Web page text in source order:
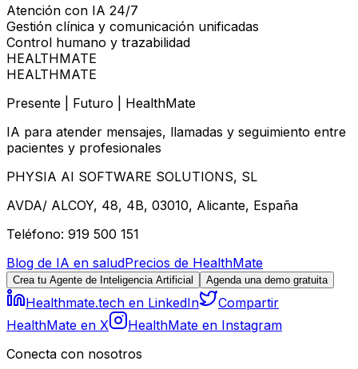
Atención con IA 24/7
Gestión clínica y comunicación unificadas
Control humano y trazabilidad
HEALTHMATE
HEALTHMATE
Presente | Futuro | HealthMate
IA para atender mensajes, llamadas y seguimiento entre
pacientes y profesionales
PHYSIA AI SOFTWARE SOLUTIONS, SL
AVDA/ ALCOY, 48, 4B, 03010, Alicante, España
Teléfono: 919 500 151
Blog de IA en saludPrecios de HealthMate
Crea tu Agente de Inteligencia Artificial Agenda una demo gratuita
Healthmate.tech en LinkedIn
Compartir
HealthMate en X
HealthMate en Instagram
Conecta con nosotros